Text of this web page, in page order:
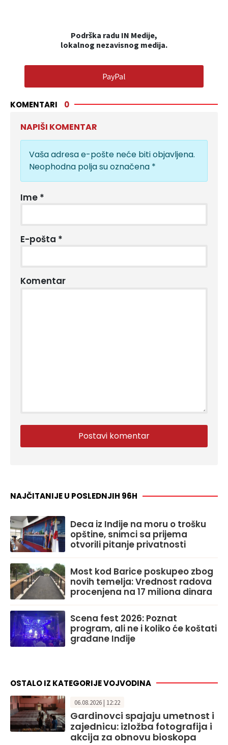
Podrška radu IN Medije,
lokalnog nezavisnog medija.
PayPal
KOMENTARI 0
NAPIŠI KOMENTAR
Vaša adresa e-pošte neće biti objavljena.
Neophodna polja su označena *
Ime *
E-pošta *
Komentar
NAJČITANIJE U POSLEDNJIH 96H
Deca iz Inđije na moru o trošku
opštine, snimci sa prijema
otvorili pitanje privatnosti
Most kod Barice poskupeo zbog
novih temelja: Vrednost radova
procenjena na 17 miliona dinara
Scena fest 2026: Poznat
program, ali ne i koliko će koštati
građane Inđije
OSTALO IZ KATEGORIJE VOJVODINA
06.08.2026 | 12:22
Gardinovci spajaju umetnost i
zajednicu: izložba fotografija i
akcija za obnovu bioskopa